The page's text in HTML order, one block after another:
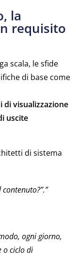
la
requisito
scala, le sfide
di base come
di visualizzazione
uscite
di sistema
ogni giorno,
o ciclo di